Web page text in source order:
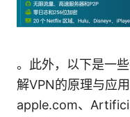
。此外，以下是一
解VPN的原理与应
apple.com、